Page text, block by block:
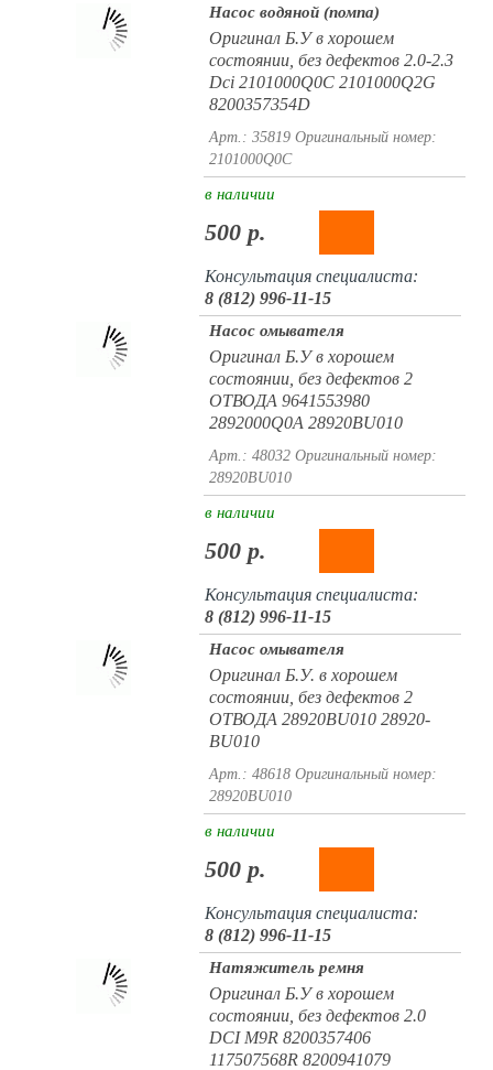
Насос водяной (помпа)
Оригинал Б.У в хорошем
состоянии, без дефектов 2.0-2.3
Dci 2101000Q0C 2101000Q2G
8200357354D
Арт.: 35819 Оригинальный номер:
2101000Q0C
в наличии
500 р.
Консультация специалиста:
8 (812) 996-11-15
Насос омывателя
Оригинал Б.У в хорошем
состоянии, без дефектов 2
ОТВОДА 9641553980
2892000Q0A 28920BU010
Арт.: 48032 Оригинальный номер:
28920BU010
в наличии
500 р.
Консультация специалиста:
8 (812) 996-11-15
Насос омывателя
Оригинал Б.У. в хорошем
состоянии, без дефектов 2
ОТВОДА 28920BU010 28920-
BU010
Арт.: 48618 Оригинальный номер:
28920BU010
в наличии
500 р.
Консультация специалиста:
8 (812) 996-11-15
Натяжитель ремня
Оригинал Б.У в хорошем
состоянии, без дефектов 2.0
DCI M9R 8200357406
117507568R 8200941079